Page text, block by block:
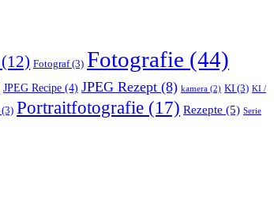
(12) Fotograf(3) Fotografie (44)
JPEG Recipe (4) JPEG Rezept (8) kamera (2) KI (3) KI /
(3) Portraitfotografie (17) Rezepte (5) Serie